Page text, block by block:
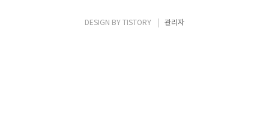
DESIGN BYTISTORY 관리자